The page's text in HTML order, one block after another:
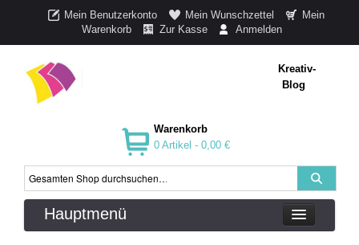
Mein Benutzerkonto Mein Wunschzettel
Mein
Warenkorb
Zur Kasse Anmelden
Kreativ-
Blog
Warenkorb
0 Artikel - 0,00 €
Hauptmenü